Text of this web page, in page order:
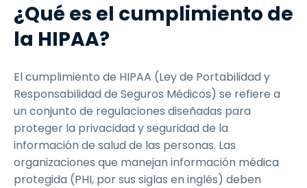
¿Qué es el cumplimiento de
la HIPAA?
El cumplimiento de HIPAA (Ley de Portabilidad y
Responsabilidad de Seguros Médicos) se refiere a
un conjunto de regulaciones diseñadas para
proteger la privacidad y seguridad de la
información de salud de las personas. Las
organizaciones que manejan información médica
protegida (PHI, por sus siglas en inglés) deben